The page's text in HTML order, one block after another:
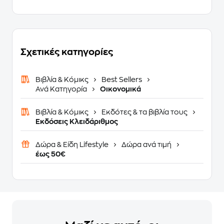
Σχετικές κατηγορίες
Βιβλία & Κόμικς
Best Sellers
Ανά Κατηγορία
Οικονομικά
Βιβλία & Κόμικς
Εκδότες & τα βιβλία τους
Εκδόσεις Κλειδάριθμος
Δώρα & Είδη Lifestyle
Δώρα ανά τιμή
έως 50€